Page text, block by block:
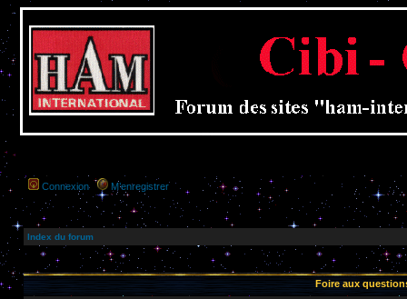
Connexion M’enregistrer
Index du forum
Foire aux